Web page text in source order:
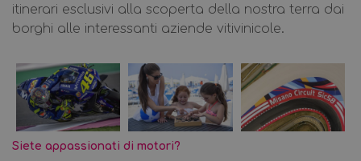
La disponibilità di unparcheggio privato, recintato
Hotel Antares dista circa 3 km dal Misano World
Grazie alla posizione strategica dell'Hotel Antares, i
Punto di Interesse
itinerari esclusivi alla scoperta della nostra terra dai
borghi alle interessanti aziende vitivinicole.
Siete appassionati di motori?